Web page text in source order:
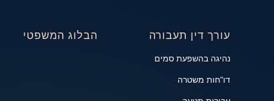
עורך דין תעבורה
נהיגה בהשפעת סמים
דו"חות משטרה
הבלוג המשפטי